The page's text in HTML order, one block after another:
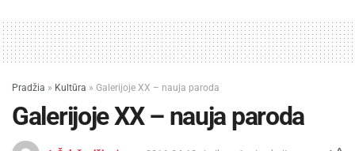
Pradžia » Kultūra » Galerijoje XX – nauja paroda
Galerijoje XX – nauja paroda